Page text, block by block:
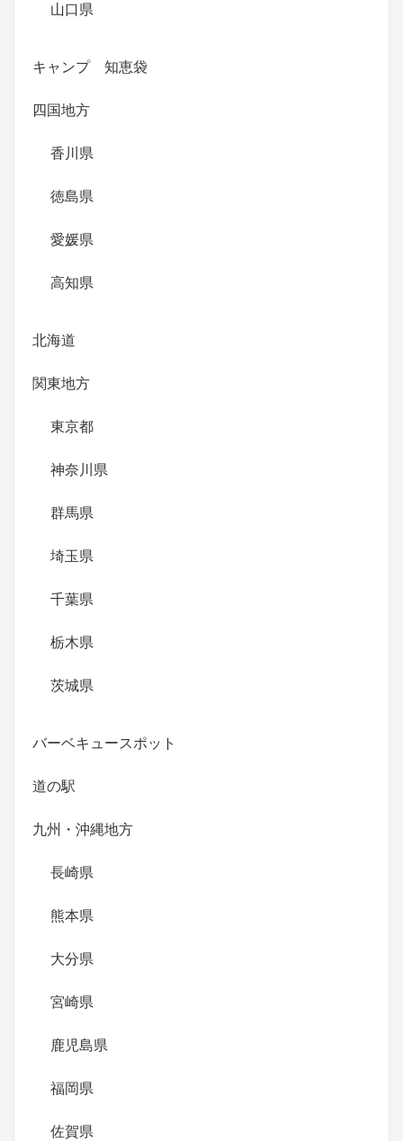
山口県
キャンプ 知恵袋
四国地方
香川県
徳島県
愛媛県
高知県
北海道
関東地方
東京都
神奈川県
群馬県
埼玉県
千葉県
栃木県
茨城県
バーベキュースポット
道の駅
九州・沖縄地方
長崎県
熊本県
大分県
宮崎県
鹿児島県
福岡県
佐賀県